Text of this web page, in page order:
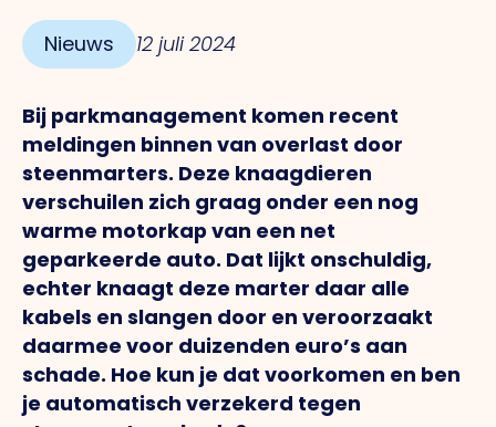
Nieuws 12 juli 2024
Bij parkmanagement komen recent
meldingen binnen van overlast door
steenmarters. Deze knaagdieren
verschuilen zich graag onder een nog
warme motorkap van een net
geparkeerde auto. Dat lijkt onschuldig,
echter knaagt deze marter daar alle
kabels en slangen door en veroorzaakt
daarmee voor duizenden euro’s aan
schade. Hoe kun je dat voorkomen en ben
je automatisch verzekerd tegen